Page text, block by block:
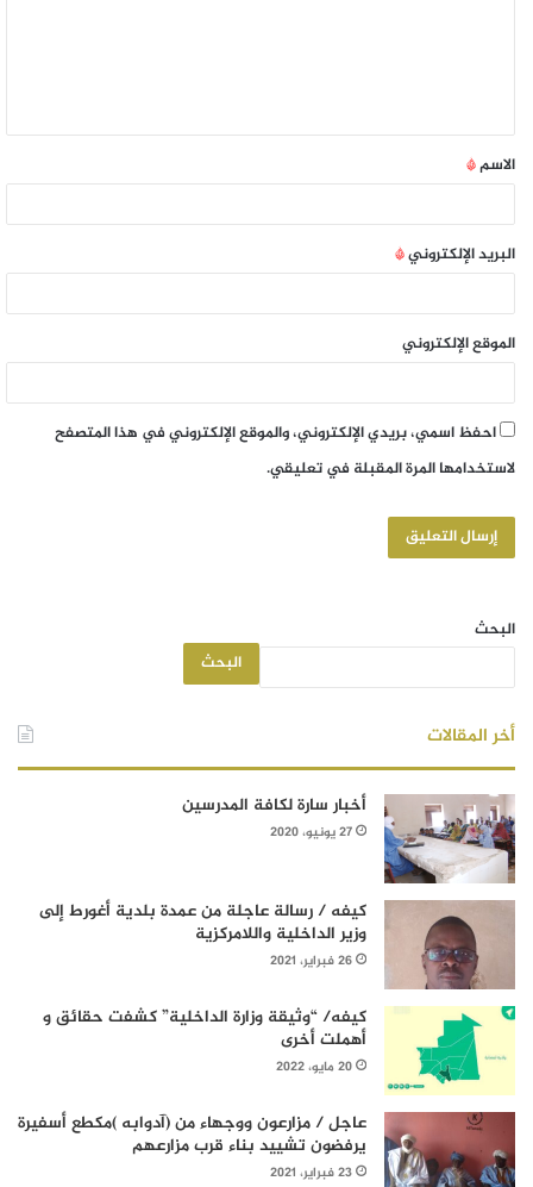
الاسم*
البريد الإلكتروني*
الموقع الإلكتروني
احفظ اسمي، بريدي الإلكتروني، والموقع الإلكتروني في هذا المتصفح
لاستخدامها المرة المقبلة في تعليقي.
البحث
البحث
أخر المقالات
أخبار سارة لكافة المدرسين
27 يونيو، 2020
كيفه / رسالة عاجلة من عمدة بلدية أغورط إلى
وزير الداخلية واللامركزية
26 فبراير، 2021
كيفه/ “وثيقة وزارة الداخلية” كشفت حقائق و
أهملت أخرى
20 مايو، 2022
عاجل / مزارعون ووجهاء من (آدوابه )مكطع أسفيرة
يرفضون تشييد بناء قرب مزارعهم
23 فبراير، 2021